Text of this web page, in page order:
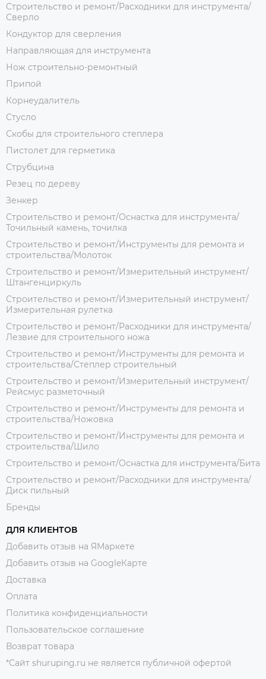
Строительство и ремонт/Расходники для инструмента/
Сверло
Кондуктор для сверления
Направляющая для инструмента
Нож строительно-ремонтный
Припой
Корнеудалитель
Стусло
Скобы для строительного степлера
Пистолет для герметика
Струбцина
Резец по дереву
Зенкер
Строительство и ремонт/Оснастка для инструмента/
Точильный камень, точилка
Строительство и ремонт/Инструменты для ремонта и
строительства/Молоток
Строительство и ремонт/Измерительный инструмент/
Штангенциркуль
Строительство и ремонт/Измерительный инструмент/
Измерительная рулетка
Строительство и ремонт/Расходники для инструмента/
Лезвие для строительного ножа
Строительство и ремонт/Инструменты для ремонта и
строительства/Степлер строительный
Строительство и ремонт/Измерительный инструмент/
Рейсмус разметочный
Строительство и ремонт/Инструменты для ремонта и
строительства/Ножовка
Строительство и ремонт/Инструменты для ремонта и
строительства/Шило
Строительство и ремонт/Оснастка для инструмента/Бита
Строительство и ремонт/Расходники для инструмента/
Диск пильный
Бренды
ДЛЯ КЛИЕНТОВ
Добавить отзыв на ЯМаркете
Добавить отзыв на GoogleКарте
Доставка
Оплата
Политика конфиденциальности
Пользовательское соглашение
Возврат товара
*Сайт shuruping.ru не является публичной офертой